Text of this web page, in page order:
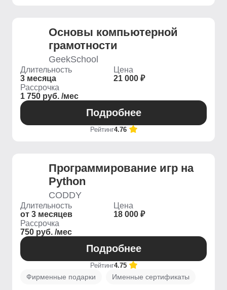
Основы компьютерной
грамотности
GeekSchool
Длительность
3 месяца
Цена
21 000 ₽
Рассрочка
1 750 руб. /мес
Подробнее
Рейтинг4.76
Программирование игр на
Python
CODDY
Длительность
от 3 месяцев
Цена
18 000 ₽
Рассрочка
750 руб. /мес
Подробнее
Рейтинг4.75
Фирменные подарки Именные сертификаты